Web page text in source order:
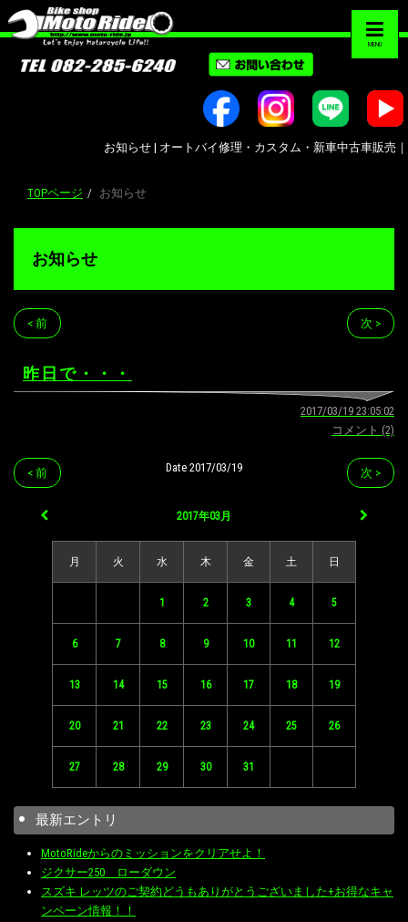
MENU
お知らせ | オートバイ修理・カスタム・新車中古車販売｜
TOPページ お知らせ
お知らせ
< 前 次 >
昨日で・・・
2017/03/19 23:05:02
コメント (2)
< 前 次 >
Date 2017/03/19
2017年03月
月 火 水 木 金 土 日
1 2 3 4 5
6 7 8 9 10 11 12
13 14 15 16 17 18 19
20 21 22 23 24 25 26
27 28 29 30 31
最新エントリ
MotoRideからのミッションをクリアせよ！
ジクサー250 ローダウン
スズキ レッツのご契約どうもありがとうございました+お得なキャ
ンペーン情報！！